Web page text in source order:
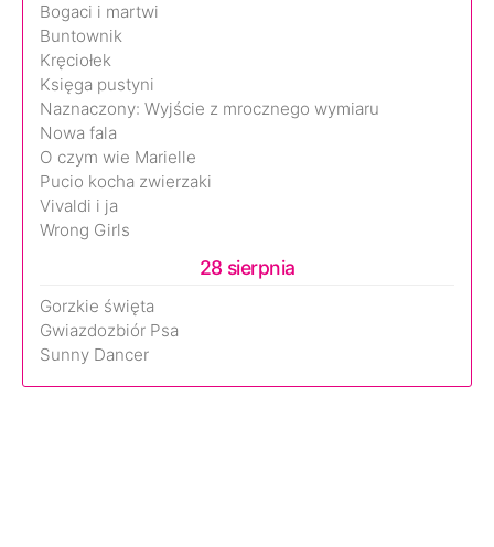
Bogaci i martwi
Buntownik
Kręciołek
Księga pustyni
Naznaczony: Wyjście z mrocznego wymiaru
Nowa fala
O czym wie Marielle
Pucio kocha zwierzaki
Vivaldi i ja
Wrong Girls
28 sierpnia
Gorzkie święta
Gwiazdozbiór Psa
Sunny Dancer